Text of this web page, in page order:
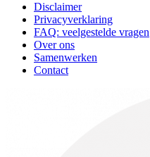
Disclaimer
Privacyverklaring
FAQ: veelgestelde vragen
Over ons
Samenwerken
Contact